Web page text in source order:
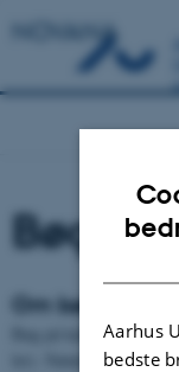
NOVANA
Bøg på
Om bøg på kalk
Bøg på kalk er
ler). Naturtypen er
Aarhus
bedste